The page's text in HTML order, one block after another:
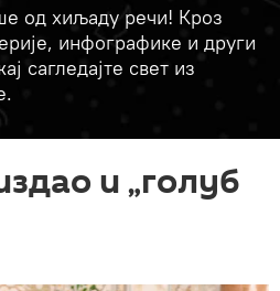
од хиљаду речи! Кроз
инфографике и други
сагледајте свет из
и „голуб